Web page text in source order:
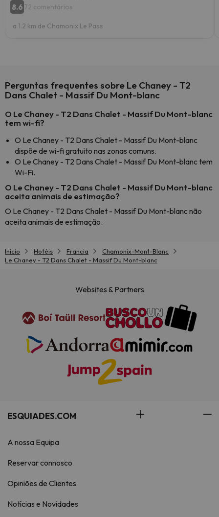
8.6 72 comentários
a 1.2 km de Chamonix Le Pass
Perguntas frequentes sobre Le Chaney - T2
Dans Chalet - Massif Du Mont-blanc
O Le Chaney - T2 Dans Chalet - Massif Du Mont-blanc
tem wi-fi?
O Le Chaney - T2 Dans Chalet - Massif Du Mont-blanc
dispõe de wi-fi gratuito nas zonas comuns.
O Le Chaney - T2 Dans Chalet - Massif Du Mont-blanc tem
Wi-Fi.
O Le Chaney - T2 Dans Chalet - Massif Du Mont-blanc
aceita animais de estimação?
O Le Chaney - T2 Dans Chalet - Massif Du Mont-blanc não
aceita animais de estimação.
Início Hotéis Francia
Chamonix-Mont-Blanc
Le Chaney - T2 Dans Chalet - Massif Du Mont-blanc
Websites & Partners
ESQUIADES.COM
A nossa Equipa
Reservar connosco
Opiniões de Clientes
Notícias e Novidades